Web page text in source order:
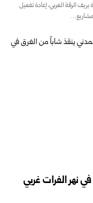
الرقة الغربي، إعادة تفعيل
مشاريع…
نهر الفرات غربي